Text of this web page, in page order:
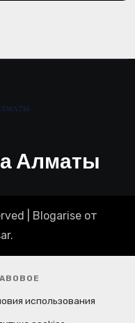
Алматы
Blogariseот
.
использования